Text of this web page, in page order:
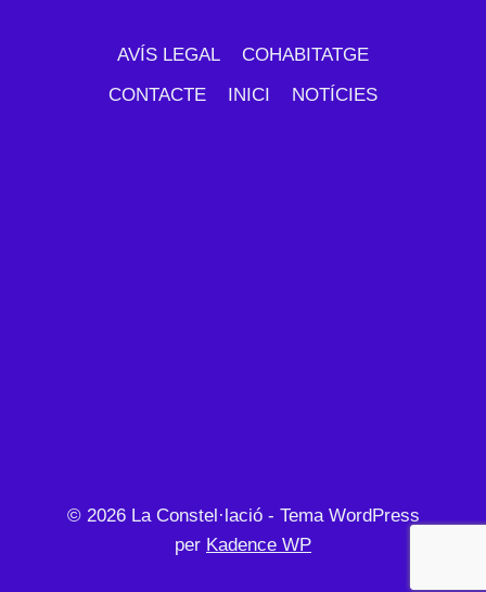
AVÍS LEGAL
COHABITATGE
CONTACTE
INICI NOTÍCIES
© 2026 La Constel·lació - Tema WordPress
per Kadence WP